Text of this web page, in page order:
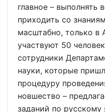
главное – выполнять
приходить со
масштабно, только в
участвуют 50
сотрудники
науки, которые
процедуру
новшество –
заданий по русскому